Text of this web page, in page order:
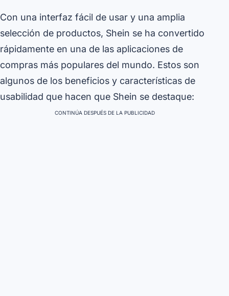
Con una interfaz fácil de usar y una amplia
selección de productos, Shein se ha convertido
rápidamente en una de las aplicaciones de
compras más populares del mundo. Estos son
algunos de los beneficios y características de
usabilidad que hacen que Shein se destaque:
CONTINÚA DESPUÉS DE LA PUBLICIDAD